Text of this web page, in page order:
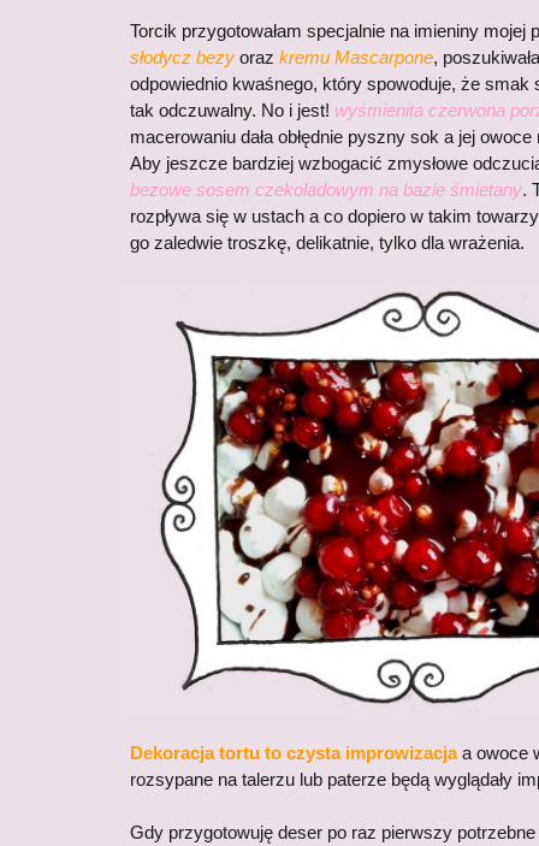
Torcik przygotowałam specjalnie na imieniny mojej
słodycz bezy oraz kremu Mascarpone,
odpowiednio kwaśnego, który spowoduje, że smak
tak odczuwalny. No i jest! wyśmienita czerwona
macerowaniu dała obłędnie pyszny sok a jej
Aby jeszcze bardziej wzbogacić zmysłowe
bezowe sosem czekoladowym na bazie śmietany.
rozpływa się w ustach a co dopiero w takim
go zaledwie troszkę, delikatnie, tylko dla wrażenia.
Dekoracja tortu to czysta improwizacjaa owoce
rozsypane na talerzu lub paterze będą wyglądały
Gdy przygotowuję deser po raz pierwszy potrzebne